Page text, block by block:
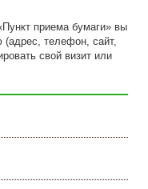
приема бумаги» вы
телефон, сайт,
свой визит или